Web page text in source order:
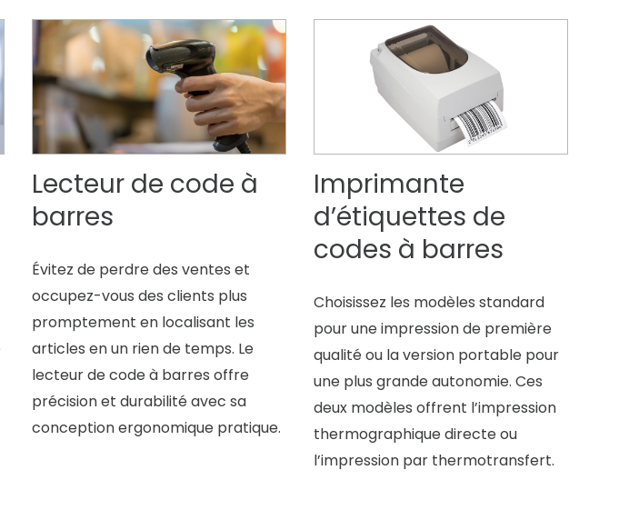
Lecteur de code à
barres
Évitez de perdre des ventes et
occupez-vous des clients plus
promptement en localisant les
articles en un rien de temps. Le
lecteur de code à barres offre
précision et durabilité avec sa
conception ergonomique pratique.
Imprimante
d’étiquettes de
codes à barres
Choisissez les modèles standard
pour une impression de première
qualité ou la version portable pour
une plus grande autonomie. Ces
deux modèles offrent l’impression
thermographique directe ou
l’impression par thermotransfert.